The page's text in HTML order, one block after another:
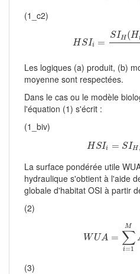
(1_c2)
HSIi =
SIH (H
SIH Hi)
Les logiques (a) produit, (b)
moyenne sont respectées.
Dans le cas ou le modèle
l'équation (1) s'écrit :
(1_biv)
HSIi = SIH,
HSI SIH
La surface pondérée utile
hydraulique s'obtient à l'aide
globale d'habitat OSI à partir
(2)
W UA =
M
∑
i=1
=1
(3)